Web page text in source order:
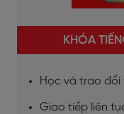
KHÓA
Học và trao đổi
Giao tiếp liên